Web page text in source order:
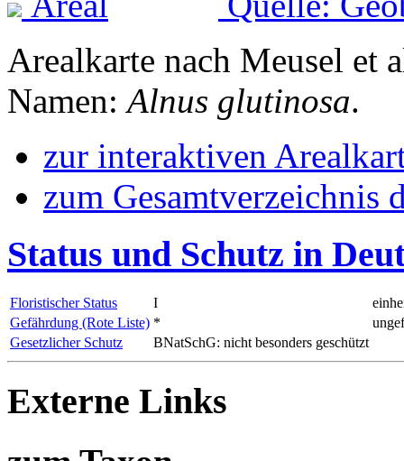
Arealkarte nach Meusel et
Namen:Alnus glutinosa.
zur interaktiven
zum Gesamtverzeichnis
Status und Schutz in
Floristischer Status I
Gefährdung (Rote Liste) *
Gesetzlicher Schutz
BNatSchG: nicht besonders geschützt
Externe Links